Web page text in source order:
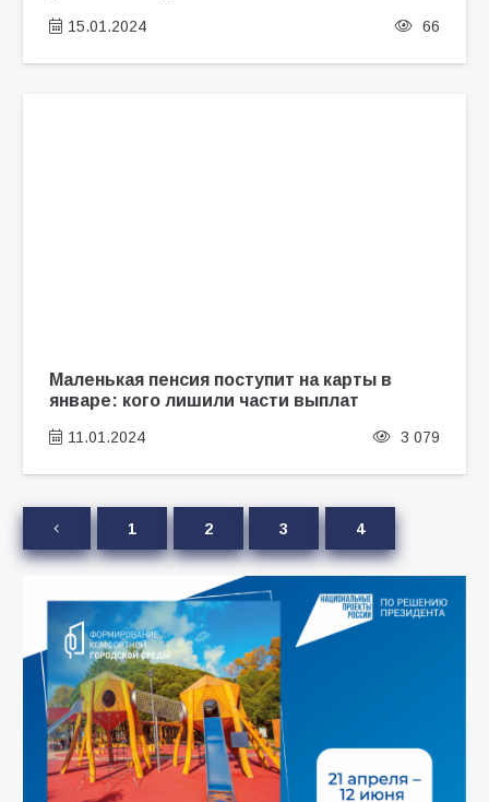
15.01.2024 66
Маленькая пенсия поступит на карты в
январе: кого лишили части выплат
11.01.2024 3 079
1 2 3 4